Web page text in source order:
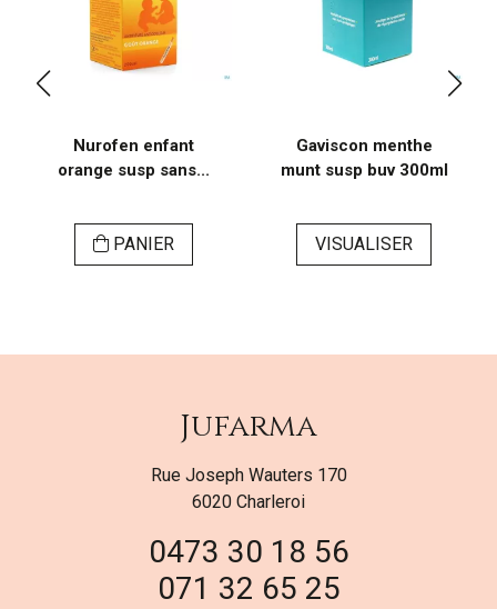
Nurofen enfant
orange susp sans...
PANIER
Gaviscon menthe
munt susp buv 300ml
VISUALISER
Jufarma
Rue Joseph Wauters 170
6020 Charleroi
0473 30 18 56
071 32 65 25